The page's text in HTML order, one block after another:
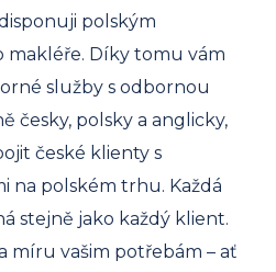
polským
Díky tomu vám
služby s odbornou
česky, polsky a anglicky,
české klienty s
na polském trhu. Každá
stejně jako každý klient.
míru vašim potřebám – ať